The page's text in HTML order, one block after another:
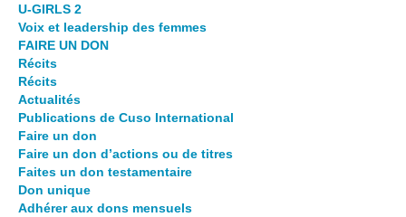
U-GIRLS 2
Voix et leadership des femmes
FAIRE UN DON
Récits
Récits
Actualités
Publications de Cuso International
Faire un don
Faire un don d’actions ou de titres
Faites un don testamentaire
Don unique
Adhérer aux dons mensuels